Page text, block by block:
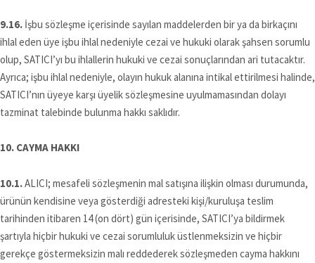
9.16. İşbu sözleşme içerisinde sayılan maddelerden bir ya da birkaçını
ihlal eden üye işbu ihlal nedeniyle cezai ve hukuki olarak şahsen sorumlu
olup, SATICI’yı bu ihlallerin hukuki ve cezai sonuçlarından ari tutacaktır.
Ayrıca; işbu ihlal nedeniyle, olayın hukuk alanına intikal ettirilmesi halinde,
SATICI’nın üyeye karşı üyelik sözleşmesine uyulmamasından dolayı
tazminat talebinde bulunma hakkı saklıdır.
10. CAYMA HAKKI
10.1.ALICI; mesafeli sözleşmenin mal satışına ilişkin olması durumunda,
ürünün kendisine veya gösterdiği adresteki kişi/kuruluşa teslim
tarihinden itibaren 14 (on dört) gün içerisinde, SATICI’ya bildirmek
şartıyla hiçbir hukuki ve cezai sorumluluk üstlenmeksizin ve hiçbir
gerekçe göstermeksizin malı reddederek sözleşmeden cayma hakkını